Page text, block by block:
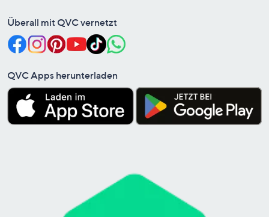
Überall mit QVC vernetzt
QVC Apps herunterladen